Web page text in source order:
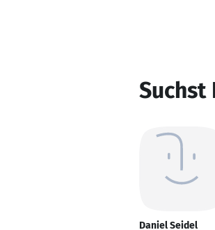
Suchst
Daniel Seidel